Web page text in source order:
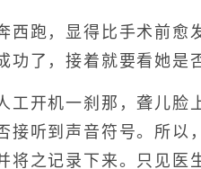
跑，显得比手术前愈
功了，接着就要看她是
开机一刹那，聋儿脸
接听到声音符号。所
将之记录下来。只见